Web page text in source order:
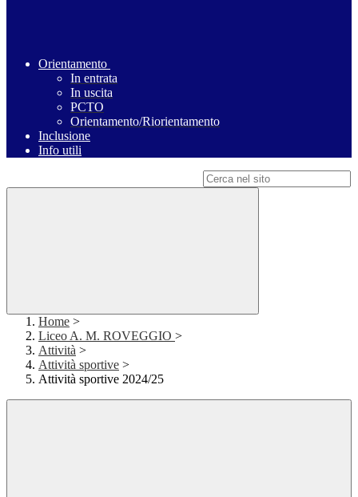
Orientamento
In entrata
In uscita
PCTO
Orientamento/Riorientamento
Inclusione
Info utili
Home >
Liceo A. M. ROVEGGIO >
Attività >
Attività sportive >
Attività sportive 2024/25